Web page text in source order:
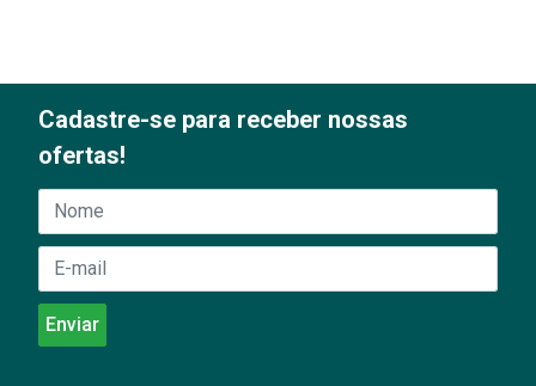
Cadastre-se para receber nossas
ofertas!